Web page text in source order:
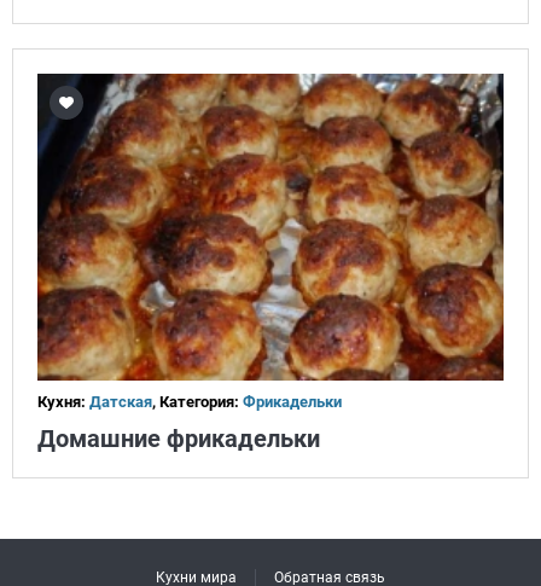
Кухня: Датская, Категория: Фрикадельки
Домашние фрикадельки
Кухни мира Обратная связь